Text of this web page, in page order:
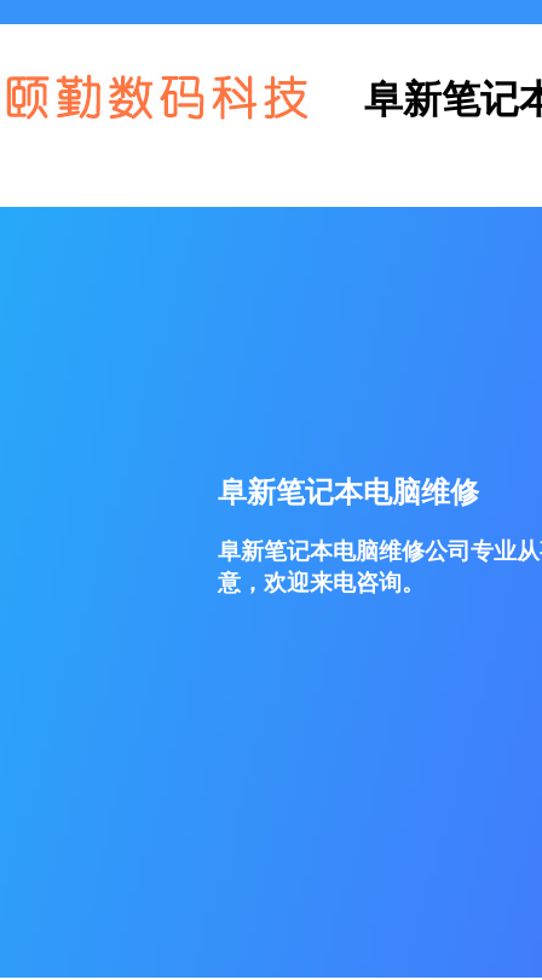
阜新笔记
阜新笔记本电脑维修
阜新笔记本电脑维修公司专业
意，欢迎来电咨询。